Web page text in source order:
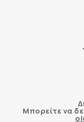
Μπορείτε να